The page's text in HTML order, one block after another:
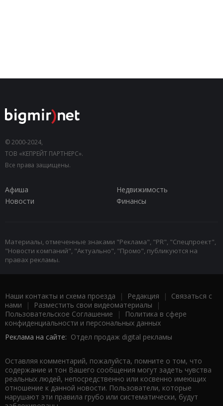
© 2000-2024,
ТОВ «КЕПРЕЙТ ПАРТНЕРС».
Все права защищены.
Афиша
Недвижимость
Новости
Финансы
Материалы, отмеченные знаками "Реклама", "PR", "Спецпроект",
"Новости компаний", "Актуально", "Промо", публикуются на
правах рекламы.
Наши контакты и схема проезда | Редакция | Связаться с
нами | Разместить свои видеоматериалы |
Пользовательское Соглашение |
Политика в сфере
конфиденциальности и персональных данных
Реклама на сайте: Отдел продаж digital рекламы
Оставляя комментарий, пожалуйста, помните о том, что
содержание и тон Вашего сообщения могут задеть чувства
реальных людей, непосредственно или косвенно имеющих
отношение к данной новости. Пользователи, которые
нарушают эти правила грубо или систематически, будут